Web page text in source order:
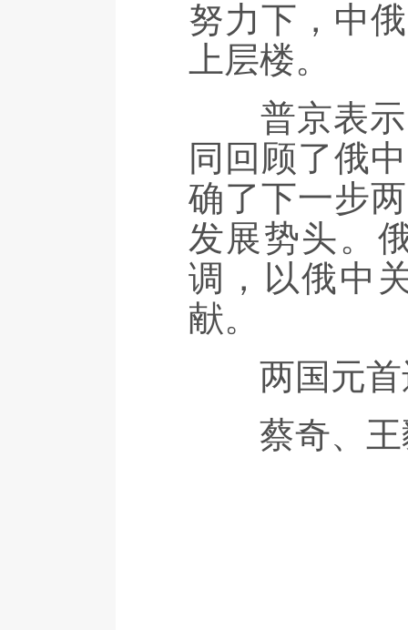
努力下，中
上层楼。
普京表示
同回顾了俄
确了下一步
发展势头。
调，以俄中
献。
两国元首
蔡奇、王